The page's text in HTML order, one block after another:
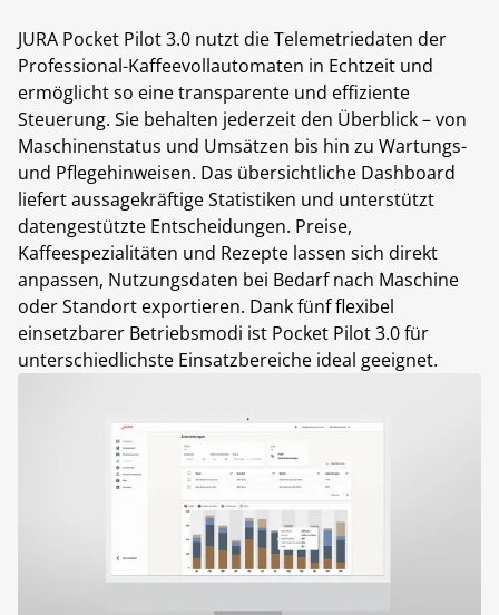
JURA Pocket Pilot 3.0 nutzt die Telemetriedaten der
Professional-Kaffeevollautomaten in Echtzeit und
ermöglicht so eine transparente und effiziente
Steuerung. Sie behalten jederzeit den Überblick – von
Maschinenstatus und Umsätzen bis hin zu Wartungs-
und Pflegehinweisen. Das übersichtliche Dashboard
liefert aussagekräftige Statistiken und unterstützt
datengestützte Entscheidungen. Preise,
Kaffeespezialitäten und Rezepte lassen sich direkt
anpassen, Nutzungsdaten bei Bedarf nach Maschine
oder Standort exportieren. Dank fünf flexibel
einsetzbarer Betriebsmodi ist Pocket Pilot 3.0 für
unterschiedlichste Einsatzbereiche ideal geeignet.